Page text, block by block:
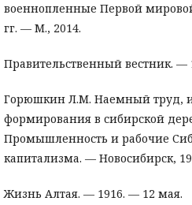
военнопленные Первой
гг. — М., 2014.
Правительственный вестник. —
Горюшкин Л.М. Наемный труд,
формирования в сибирской
Промышленность и рабочие
капитализма. — Новосибирск,
Жизнь Алтая. — 1916. — 12 мая.